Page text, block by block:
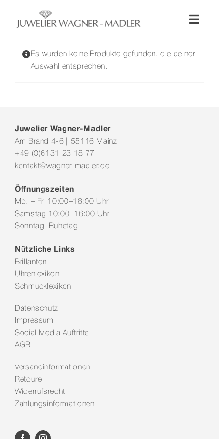
springen
Wellendorff
Service & Leistungen
Es wurden keine Produkte gefunden, die deiner
Auswahl entsprechen.
Juwelier Wagner-Madler
Am Brand 4-6 | 55116 Mainz
+49 (0)6131 23 18 77
kontakt@wagner-madler.de
Öffnungszeiten
Mo. – Fr. 10:00–18:00 Uhr
Samstag 10:00–16:00 Uhr
Sonntag Ruhetag
Nützliche Links
Brillanten
Uhrenlexikon
Schmucklexikon
Datenschutz
Impressum
Social Media Auftritte
AGB
Versandinformationen
Retoure
Widerrufsrecht
Zahlungsinformationen